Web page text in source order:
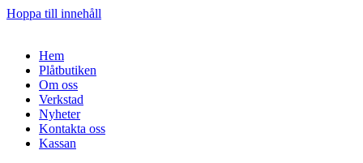
Hoppa till innehåll
Hem
Plåtbutiken
Om oss
Verkstad
Nyheter
Kontakta oss
Kassan